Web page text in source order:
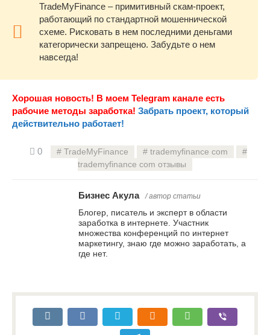
TradeMyFinance – примитивный скам-проект,
работающий по стандартной мошеннической
схеме. Рисковать в нем последними деньгами
категорически запрещено. Забудьте о нем
навсегда!
Хорошая новость! В моем Telegram канале есть
рабочие методы заработка! Забрать проект, который
действительно работает!
0 TradeMyFinance
trademyfinance com
trademyfinance com отзывы
Бизнес Акула / автор статьи
Блогер, писатель и эксперт в области
заработка в интернете. Участник
множества конференций по интернет
маркетингу, знаю где можно заработать, а
где нет.